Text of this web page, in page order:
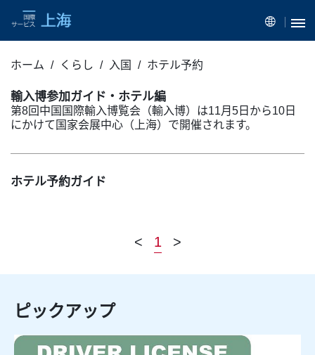
ホーム くらし 入国 ホテル予約
輸入博参加ガイド・ホテル編
第8回中国国際輸入博覧会（輸入博）は11月5日から10日
にかけて国家会展中心（上海）で開催されます。
ホテル予約ガイド
< 1 >
ピックアップ